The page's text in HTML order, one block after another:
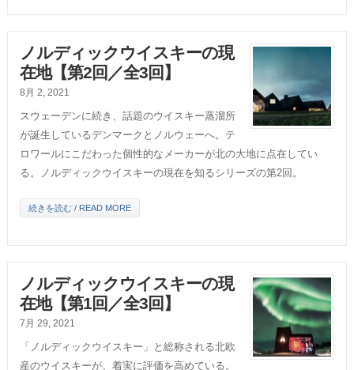
ノルディックウイスキーの現
在地【第2回／全3回】
8月 2, 2021
スウェーデンに続き、話題のウイスキー蒸溜所
が誕生しているデンマークとノルウェーへ。テ
ロワールにこだわった個性的なメーカーが北の大地に点在してい
る。ノルディックウイスキーの現在を知るシリーズの第2回。
続きを読む / READ MORE
ノルディックウイスキーの現
在地【第1回／全3回】
7月 29, 2021
「ノルディックウイスキー」と総称される北欧
産のウイスキーが、着実に評価を高めている。